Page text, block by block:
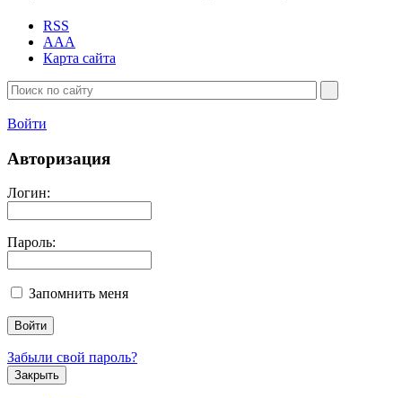
RSS
AAA
Карта сайта
Войти
Авторизация
Логин:
Пароль:
Запомнить меня
Забыли свой пароль?
Закрыть